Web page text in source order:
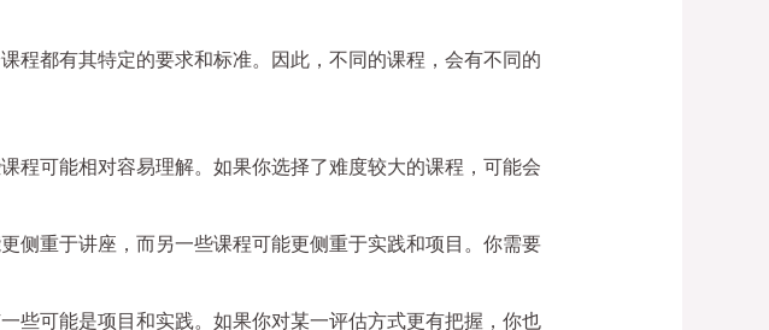
程都有其特定的要求和标准。因此，不同的课程，会有不同的
程可能相对容易理解。如果你选择了难度较大的课程，可能会
侧重于讲座，而另一些课程可能更侧重于实践和项目。你需要
些可能是项目和实践。如果你对某一评估方式更有把握，你也